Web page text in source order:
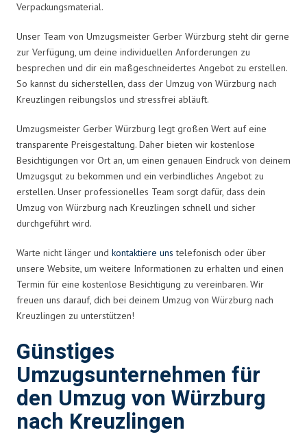
Verpackungsmaterial.
Unser Team von Umzugsmeister Gerber Würzburg steht dir gerne
zur Verfügung, um deine individuellen Anforderungen zu
besprechen und dir ein maßgeschneidertes Angebot zu erstellen.
So kannst du sicherstellen, dass der Umzug von Würzburg nach
Kreuzlingen reibungslos und stressfrei abläuft.
Umzugsmeister Gerber Würzburg legt großen Wert auf eine
transparente Preisgestaltung. Daher bieten wir kostenlose
Besichtigungen vor Ort an, um einen genauen Eindruck von deinem
Umzugsgut zu bekommen und ein verbindliches Angebot zu
erstellen. Unser professionelles Team sorgt dafür, dass dein
Umzug von Würzburg nach Kreuzlingen schnell und sicher
durchgeführt wird.
Warte nicht länger und kontaktiere uns telefonisch oder über
unsere Website, um weitere Informationen zu erhalten und einen
Termin für eine kostenlose Besichtigung zu vereinbaren. Wir
freuen uns darauf, dich bei deinem Umzug von Würzburg nach
Kreuzlingen zu unterstützen!
Günstiges
Umzugsunternehmen für
den Umzug von Würzburg
nach Kreuzlingen